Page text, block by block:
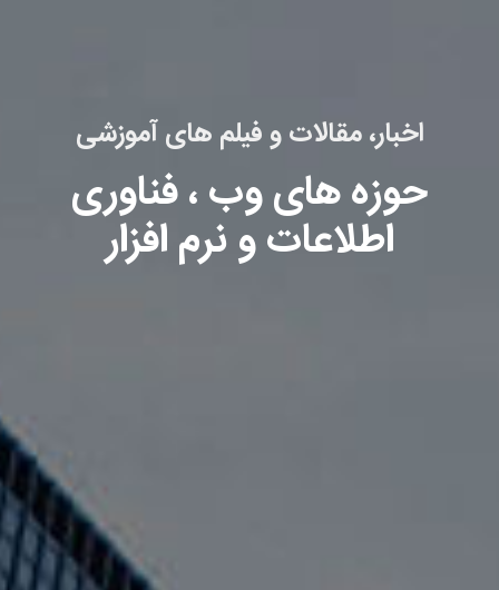
اخبار، مقالات و فیلم های آموزشی
حوزه های وب ، فناوری
اطلاعات و نرم افزار